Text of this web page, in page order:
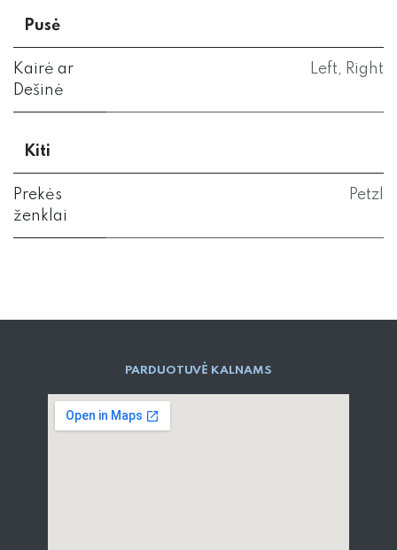
Pusė
Kairė ar
Dešinė
Left, Right
Kiti
Prekės
ženklai
Petzl
PARD​UOTUVĖ​ KALNAMS